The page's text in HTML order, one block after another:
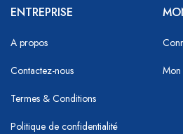
ENTREPRISE
A propos
Contactez-nous
Termes & Conditions
Politique de confidentialité